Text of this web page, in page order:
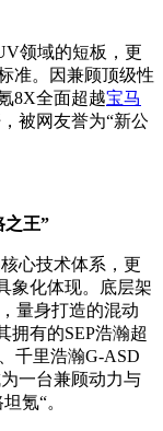
领域的短板，更
准。因兼顾顶级性
8X全面超越宝马
被网友誉为“新公
之王”
心技术体系，更
象化体现。底层架
量身打造的混动
拥有的SEP浩瀚超
千里浩瀚G-ASD
一台兼顾动力与
氪“。